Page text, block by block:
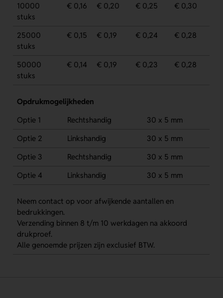
10000
stuks
€ 0,16 € 0,20 € 0,25 € 0,30
25000
stuks
€ 0,15 € 0,19 € 0,24 € 0,28
50000
stuks
€ 0,14 € 0,19 € 0,23 € 0,28
Opdrukmogelijkheden
Optie 1
Rechtshandig
30 x 5 mm
Optie 2
Linkshandig
30 x 5 mm
Optie 3
Rechtshandig
30 x 5 mm
Optie 4
Linkshandig 30 x 5 mm
Neem contact op voor afwijkende aantallen en
bedrukkingen.
Verzending binnen 8 t/m 10 werkdagen na akkoord
drukproef.
Alle genoemde prijzen zijn exclusief BTW.